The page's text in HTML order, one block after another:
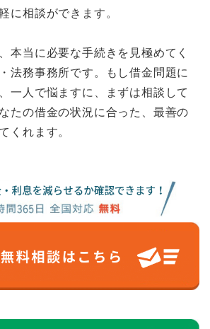
に相談ができます。
本当に必要な手続きを見極めてく
法務事務所です。もし借金問題に
一人で悩ますに、まずは相談して
たの借金の状況に合った、最善の
くれます。